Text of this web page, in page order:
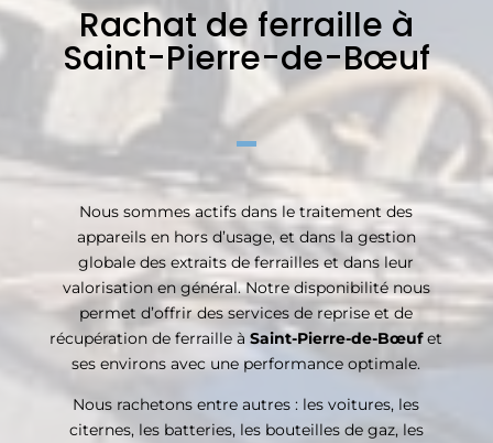
Rachat de ferraille à
Saint-Pierre-de-Bœuf
Nous sommes actifs dans le traitement des
appareils en hors d’usage, et dans la gestion
globale des extraits de ferrailles et dans leur
valorisation en général. Notre disponibilité nous
permet d’offrir des services de reprise et de
récupération de ferraille àSaint-Pierre-de-Bœufet
ses environs avec une performance optimale.
Nous rachetons entre autres : les voitures, les
citernes, les batteries, les bouteilles de gaz, les